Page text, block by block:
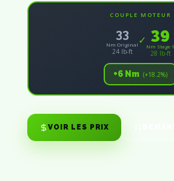
COUPLE MOTEUR
33
Nm Original
24 lb-ft
✓ 39
Nm Stage 1
28 lb-ft
+6 Nm (+18.2%)
VOIR LES PRIX